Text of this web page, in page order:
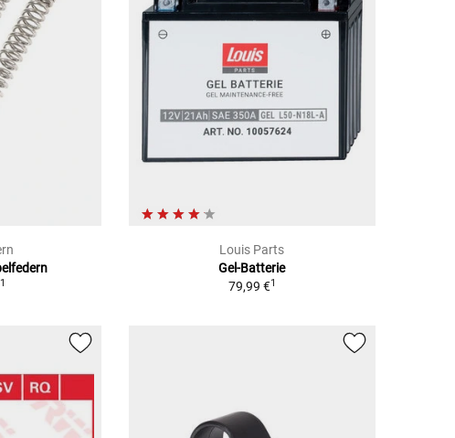
1
Louis Parts
Gel-Batterie
79,99 €1